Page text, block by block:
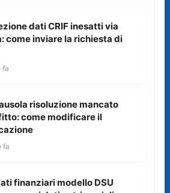
dati CRIF inesatti via
come inviare la richiesta di
fa
risoluzione mancato
come modificare il
fa
finanziari modello DSU